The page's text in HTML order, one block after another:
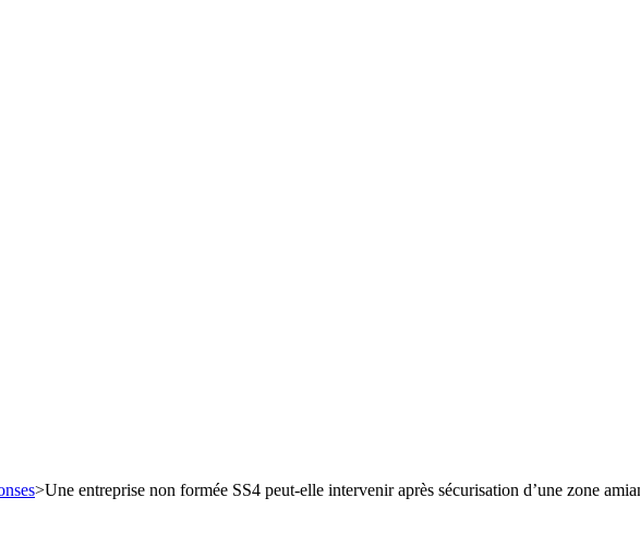
>Une entreprise non formée SS4 peut-elle intervenir après sécurisation d’une zone